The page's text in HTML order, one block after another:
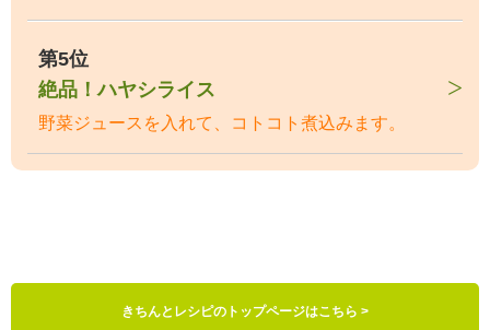
第5位
絶品！ハヤシライス
野菜ジュースを入れて、コトコト煮込みます。
きちんとレシピのトップページはこちら >